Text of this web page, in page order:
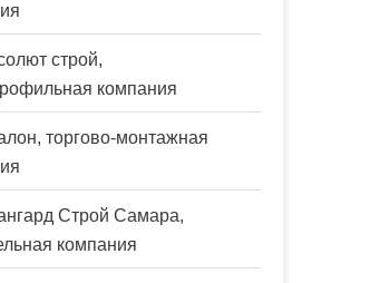
строй,
компания
торгово-монтажная
Строй Самара,
компания